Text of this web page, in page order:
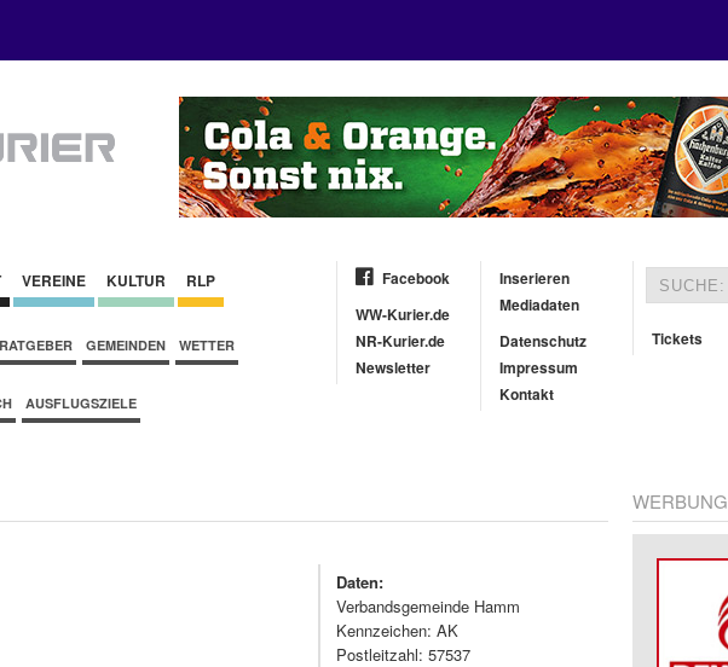
VEREINE KULTUR RLP
RATGEBER GEMEINDEN WETTER
AUSFLUGSZIELE
Facebook
WW-Kurier.de
NR-Kurier.de
Newsletter
Inserieren
Mediadaten
Datenschutz
Impressum
Kontakt
Tickets
Daten:
Verbandsgemeinde Hamm
Kennzeichen: AK
Postleitzahl: 57537
WERBUNG